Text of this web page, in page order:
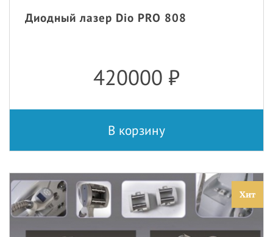
Диодный лазер Dio PRO 808
420000 ₽
В корзину
Хит